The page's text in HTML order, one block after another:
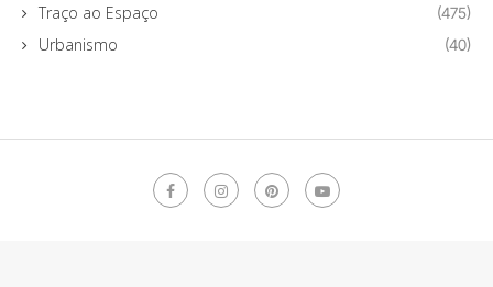
Traço ao Espaço (475)
Urbanismo (40)